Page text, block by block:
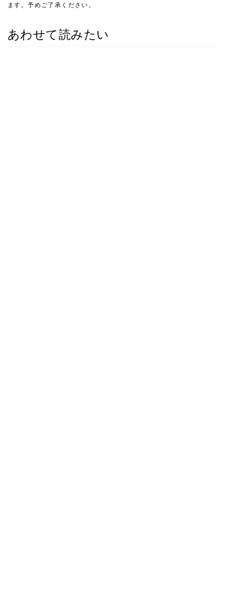
ます。予めご了承ください。
あわせて読みたい